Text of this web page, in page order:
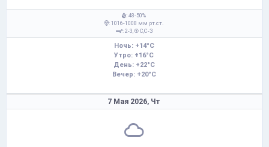
: 48-50%
: 1016-1008 мм рт.ст.
: 2-3,
С,С-З
Ночь: +14°C
Утро: +16°C
День: +22°C
Вечер: +20°C
7 Мая 2026, Чт